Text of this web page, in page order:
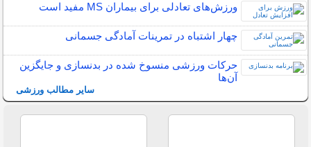
ورزش‌های تعادلی برای بیماران MS مفید است
چهار اشتباه در تمرینات آمادگی جسمانی
حرکات ورزشی منسوخ شده در بدنسازی و جایگزین
آن‌ها
سایر مطالب ورزشی